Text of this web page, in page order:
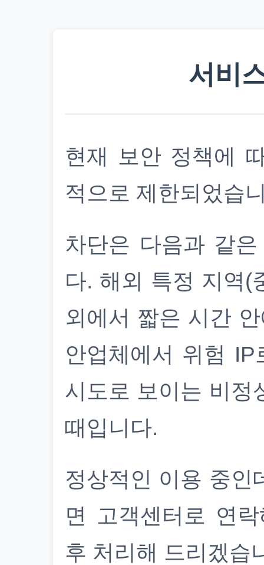
서비
현재 보안 정책에
적으로 제한되었습
차단은 다음과 같
다. 해외 특정 지역(
외에서 짧은 시간
안업체에서 위험
시도로 보이는 비정
때입니다.
정상적인 이용 중인
면 고객센터로 연
후 처리해 드리겠습